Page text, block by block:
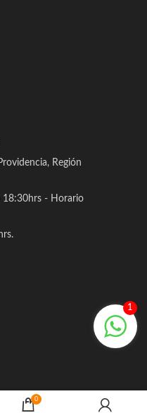
Región
18:30hrs - Horario
1
0